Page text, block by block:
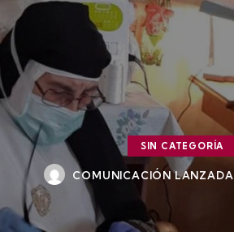
SIN CATEGORÍA
COMUNICACIÓN LANZADA